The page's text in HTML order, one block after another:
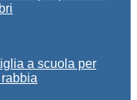
a scuola per